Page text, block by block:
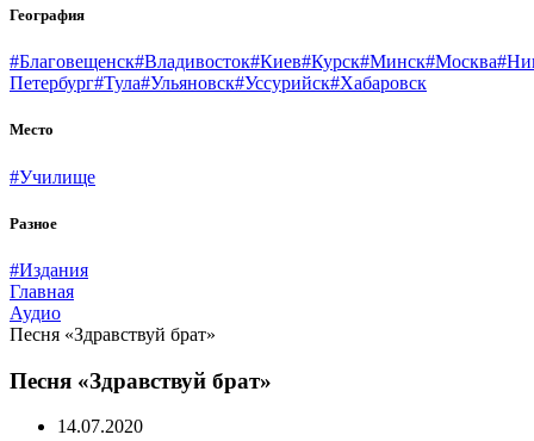
География
#Благовещенск#Владивосток#Киев#Курск#Минск#Москва
Петербург#Тула#Ульяновск#Уссурийск#Хабаровск
Место
#Училище
Разное
#Издания
Главная
Аудио
Песня «Здравствуй брат»
Песня «Здравствуй брат»
14.07.2020